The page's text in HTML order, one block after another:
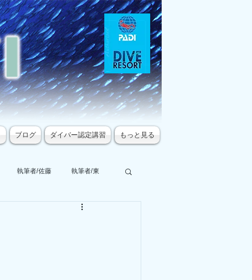
ブログ ダイバー認定講習 もっと見る
執筆者/佐藤 執筆者/東